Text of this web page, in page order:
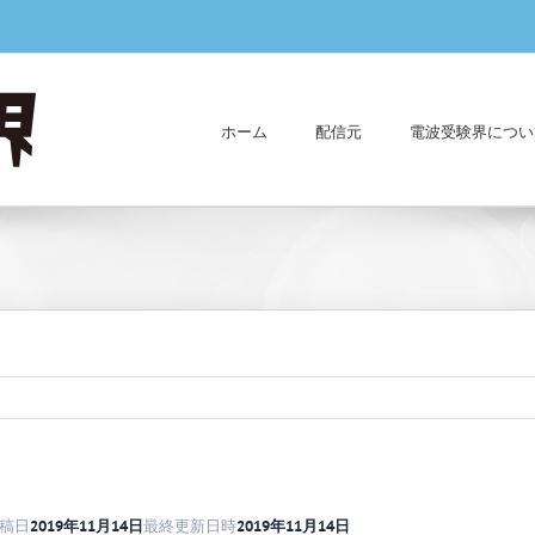
ホーム 配信元 電波受験界につ
日2019年11月14日最終更新日時2019年11月14日